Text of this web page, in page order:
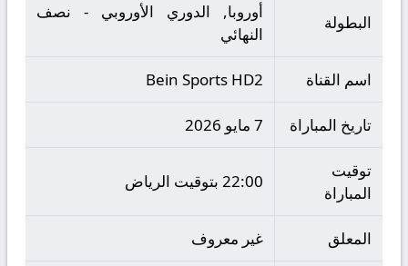
البطولة
أوروبا, الدوري الأوروبي - نصف
النهائي
اسم القناة Bein Sports HD2
تاريخ المباراة 7 مايو 2026
توقيت
المباراة
22:00 بتوقيت الرياض
المعلق غير معروف